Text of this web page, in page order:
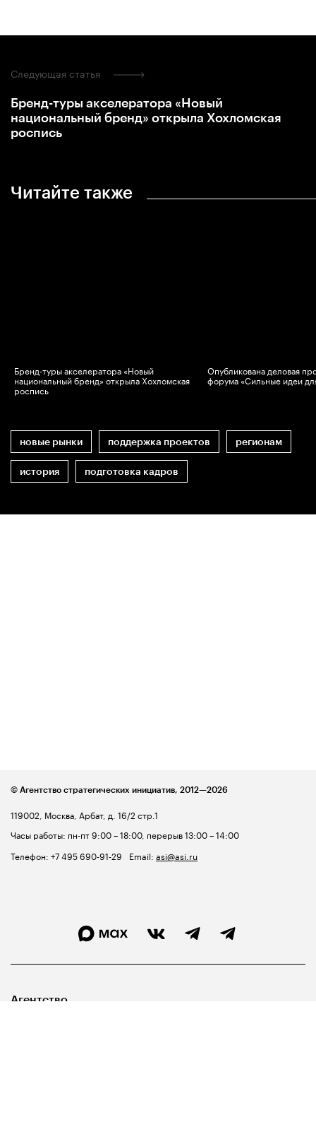
Читайте также
Бренд-туры акселератора «Новый
национальный бренд» открыла Хохломская
роспись
Опубликована деловая
форума «Сильные идеи
новые рынки поддержка проектов регионам
история подготовка кадров
Следующая статья
Бренд-туры акселератора «Новый
национальный бренд» открыла Хохломская
роспись
119002, Москва, Арбат, д. 16/2 стр.1
Часы работы: пн-пт 9:00 – 18:00, перерыв 13:00 – 14:00
Телефон: +7 495 690-91-29 Email: asi@asi.ru
© Агентство стратегических инициатив, 2012—2026
Агентство